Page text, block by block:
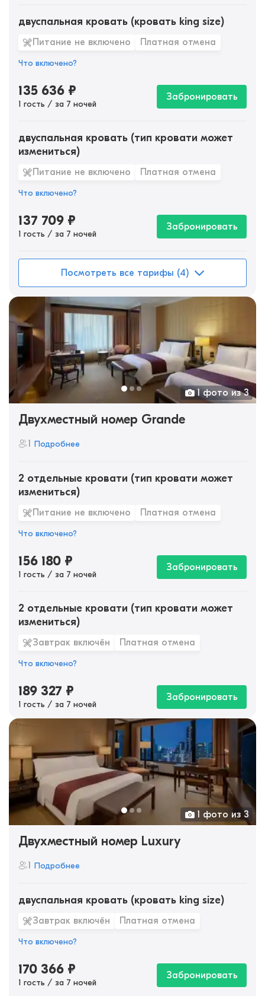
двуспальная кровать (кровать king size)
Питание не включено Платная отмена
Что включено?
135 636 ₽
1 гость / за 7 ночей
Забронировать
двуспальная кровать (тип кровати может
измениться)
Питание не включено Платная отмена
Что включено?
137 709 ₽
1 гость / за 7 ночей
Забронировать
Посмотреть все тарифы (4)
1 фото из 3
Двухместный номер Grande
1 Подробнее
2 отдельные кровати (тип кровати может
измениться)
Питание не включено Платная отмена
Что включено?
156 180 ₽
1 гость / за 7 ночей
Забронировать
2 отдельные кровати (тип кровати может
измениться)
Завтрак включён Платная отмена
Что включено?
189 327 ₽
1 гость / за 7 ночей
Забронировать
1 фото из 3
Двухместный номер Luxury
1 Подробнее
двуспальная кровать (кровать king size)
Завтрак включён Платная отмена
Что включено?
170 366 ₽
1 гость / за 7 ночей
Забронировать